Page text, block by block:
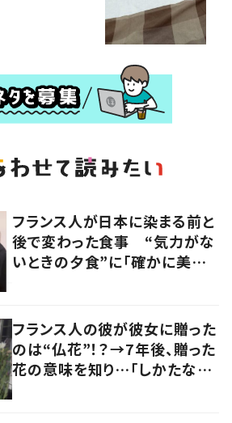
フランス人が日本に染まる前と
後で変わった食事 “気力がな
いときの夕食”に「確かに美味
フランス人の彼が彼女に贈った
のは“仏花”！？→7年後、贈った
花の意味を知り…「しかたな